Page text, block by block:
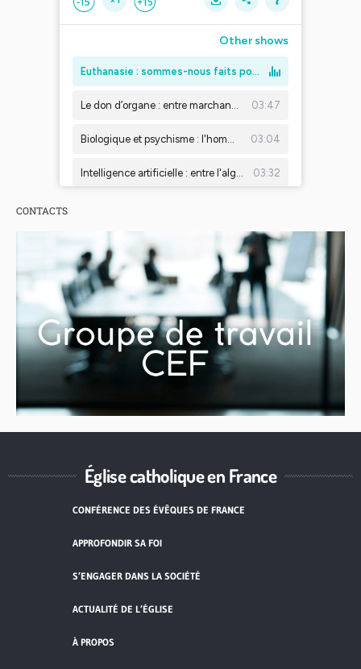
CONTACTS
Église catholique en France
CONFÉRENCE DES ÉVÊQUES DE FRANCE
APPROFONDIR SA FOI
S’ENGAGER DANS LA SOCIÉTÉ
ACTUALITÉ DE L’ÉGLISE
À PROPOS